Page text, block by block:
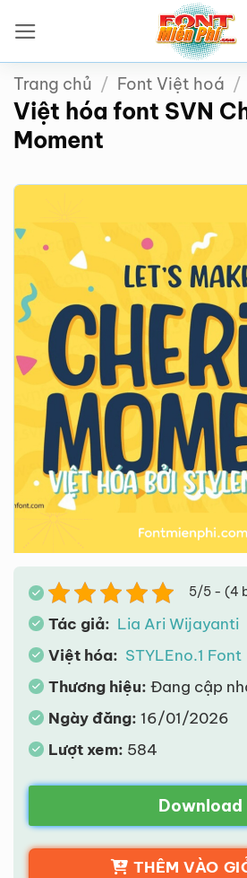
qua
nội
dung
Trang chủ / Font Việt hoá /
Việt hóa font SVN
Moment
5/5 - (4
Tác giả: Lia Ari Wijayanti
Việt hóa: STYLEno.1 Font
Thương hiệu: Đang cập
Ngày đăng: 16/01/2026
Lượt xem: 584
Download
THÊM VÀO